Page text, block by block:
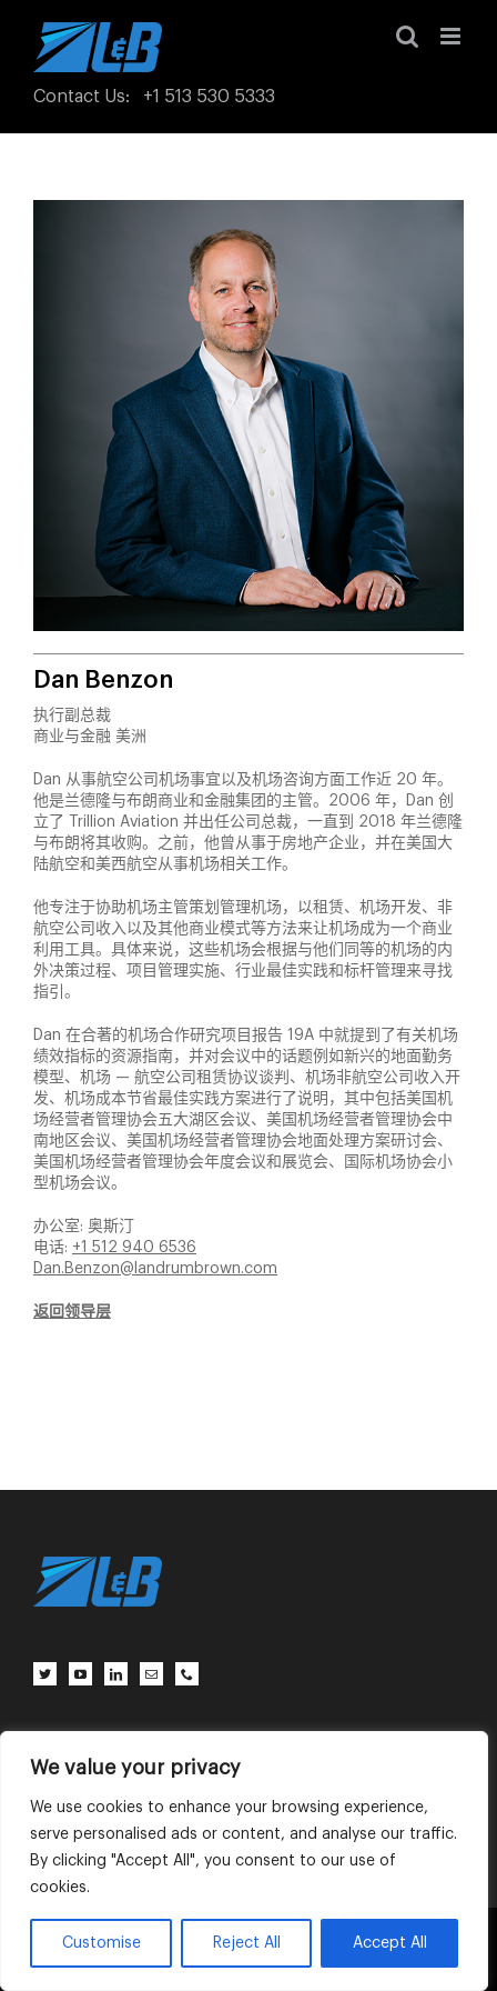
We value your privacy
We use cookies to enhance your browsing experience,
serve personalised ads or content, and analyse our traffic.
By clicking "Accept All", you consent to our use of
cookies.
Customise Reject All Accept All
content
Contact Us: +1 513 530 5333
Dan Benzon
执行副总裁
商业与金融 美洲
Dan 从事航空公司机场事宜以及机场咨询方面工作近 20 年。
他是兰德隆与布朗商业和金融集团的主管。2006 年，Dan 创
立了 Trillion Aviation 并出任公司总裁，一直到 2018 年兰德隆
与布朗将其收购。之前，他曾从事于房地产企业，并在美国大
陆航空和美西航空从事机场相关工作。
他专注于协助机场主管策划管理机场，以租赁、机场开发、非
航空公司收入以及其他商业模式等方法来让机场成为一个商业
利用工具。具体来说，这些机场会根据与他们同等的机场的内
外决策过程、项目管理实施、行业最佳实践和标杆管理来寻找
指引。
Dan 在合著的机场合作研究项目报告 19A 中就提到了有关机场
绩效指标的资源指南，并对会议中的话题例如新兴的地面勤务
模型、机场 — 航空公司租赁协议谈判、机场非航空公司收入开
发、机场成本节省最佳实践方案进行了说明，其中包括美国机
场经营者管理协会五大湖区会议、美国机场经营者管理协会中
南地区会议、美国机场经营者管理协会地面处理方案研讨会、
美国机场经营者管理协会年度会议和展览会、国际机场协会小
型机场会议。
办公室: 奥斯汀
电话: +1 512 940 6536
Dan.Benzon@landrumbrown.com
返回领导层
English
中文 (中国)
This website uses cookies and third party
OK